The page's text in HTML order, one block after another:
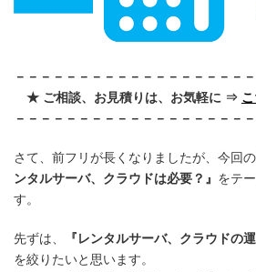
－－－－－－－－－－－－－－－－－－
★ ご相談、お見積りは、お気軽に ⇒
－－－－－－－－－－－－－－－－－－
さて、前フリが長くなりましたが、今回の
ンタルサーバ、クラウドは必要？』 をテ
す。
先ずは、 『レンタルサーバ、クラウドの運
を絞りたいと思います。